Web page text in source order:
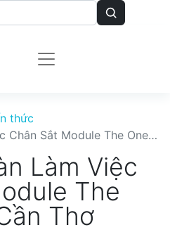
thức
Module The One - B2B Cần Thơ
Làm Việc
The
Thơ